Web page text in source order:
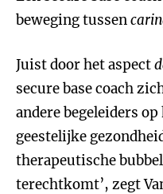
beweging tussen
Juist door het aspect
secure base coach
andere begeleiders op
geestelijke
therapeutische
terechtkomt’, zegt